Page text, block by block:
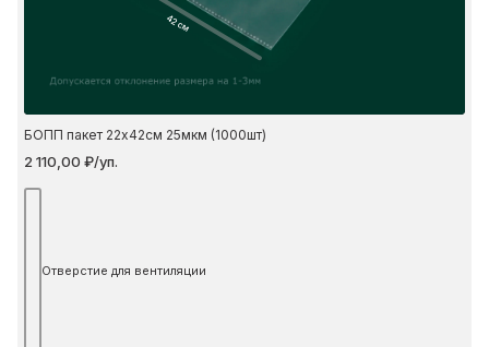
42 см
БОПП пакет 22х42см 25мкм (1000шт)
2 110,00 ₽/уп.
Отверстие для вентиляции